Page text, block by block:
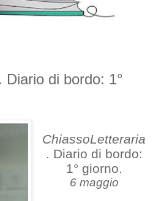
di bordo: 1°
ChiassoLetteraria
. Diario di bordo:
1° giorno.
6 maggio